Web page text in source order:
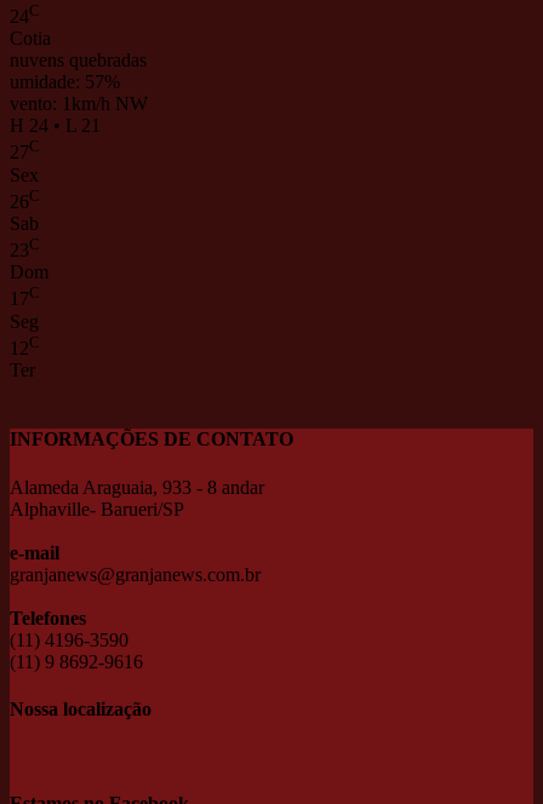
24C
Cotia
nuvens quebradas
umidade: 57%
vento: 1km/h NW
H 24 • L 21
27C
Sex
26C
Sab
23C
Dom
17C
Seg
12C
Ter
INFORMAÇÕES DE CONTATO
Alameda Araguaia, 933 - 8 andar
Alphaville- Barueri/SP
e-mail
granjanews@granjanews.com.br
Telefones
(11) 4196-3590
(11) 9 8692-9616
Nossa localização